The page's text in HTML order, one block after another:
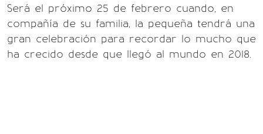
Será el próximo 25 de febrero cuando, en
compañía de su familia, la pequeña tendrá una
gran celebración para recordar lo mucho que
ha crecido desde que llegó al mundo en 2018.